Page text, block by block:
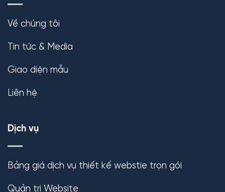
Về chúng tôi
Tin tức & Media
Giao diện mẫu
Liên hệ
Dịch vụ
Bảng giá dịch vụ thiết kế webstie trọn gói
Quản trị Website